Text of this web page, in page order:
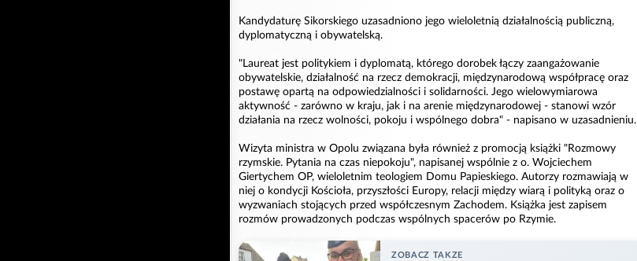
Kandydaturę Sikorskiego uzasadniono jego wieloletnią działalnością publiczną,
dyplomatyczną i obywatelską.
"Laureat jest politykiem i dyplomatą, którego dorobek łączy zaangażowanie
obywatelskie, działalność na rzecz demokracji, międzynarodową współpracę oraz
postawę opartą na odpowiedzialności i solidarności. Jego wielowymiarowa
aktywność - zarówno w kraju, jak i na arenie międzynarodowej - stanowi wzór
działania na rzecz wolności, pokoju i wspólnego dobra" - napisano w uzasadnieniu.
Wizyta ministra w Opolu związana była również z promocją książki "Rozmowy
rzymskie. Pytania na czas niepokoju", napisanej wspólnie z o. Wojciechem
Giertychem OP, wieloletnim teologiem Domu Papieskiego. Autorzy rozmawiają w
niej o kondycji Kościoła, przyszłości Europy, relacji między wiarą i polityką oraz o
wyzwaniach stojących przed współczesnym Zachodem. Książka jest zapisem
rozmów prowadzonych podczas wspólnych spacerów po Rzymie.
ZOBACZ TAKZE